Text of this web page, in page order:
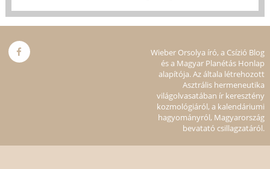
Wieber Orsolya író, a Csízió Blog
és a Magyar Planétás Honlap
alapítója. Az általa létrehozott
Asztrális hermeneutika
világolvasatában ír keresztény
kozmológiáról, a kalendáriumi
hagyományról, Magyarország
bevatató csillagzatáról.